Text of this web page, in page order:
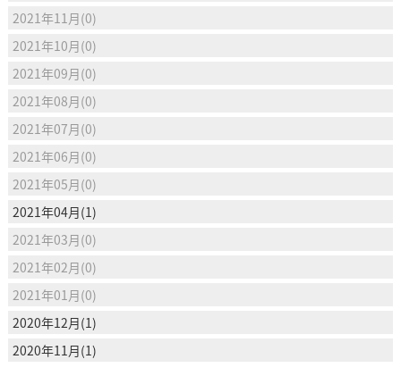
2021年11月(0)
2021年10月(0)
2021年09月(0)
2021年08月(0)
2021年07月(0)
2021年06月(0)
2021年05月(0)
2021年04月(1)
2021年03月(0)
2021年02月(0)
2021年01月(0)
2020年12月(1)
2020年11月(1)